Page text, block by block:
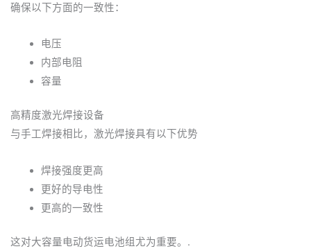
确保以下方面的一致性：
电压
内部电阻
容量
高精度激光焊接设备
与手工焊接相比，激光焊接具有以下优势
焊接强度更高
更好的导电性
更高的一致性
这对大容量电动货运电池组尤为重要。.